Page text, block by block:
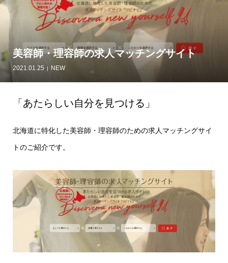
美容師・理容師の求人マッチングサイト
2021.01.25 NEW
「あたらしい自分を見つける」
北海道に特化した美容師・理容師のための求人マッチングサイ
トのご紹介です。